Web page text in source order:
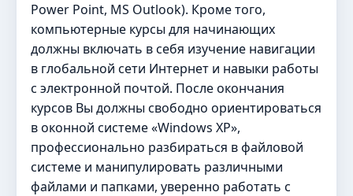
Power Point, MS Outlook). Кроме того,
компьютерные курсы для начинающих
должны включать в себя изучение навигации
в глобальной сети Интернет и навыки работы
с электронной почтой. После окончания
курсов Вы должны свободно ориентироваться
в оконной системе «Windows XP»,
профессионально разбираться в файловой
системе и манипулировать различными
файлами и папками, уверенно работать с